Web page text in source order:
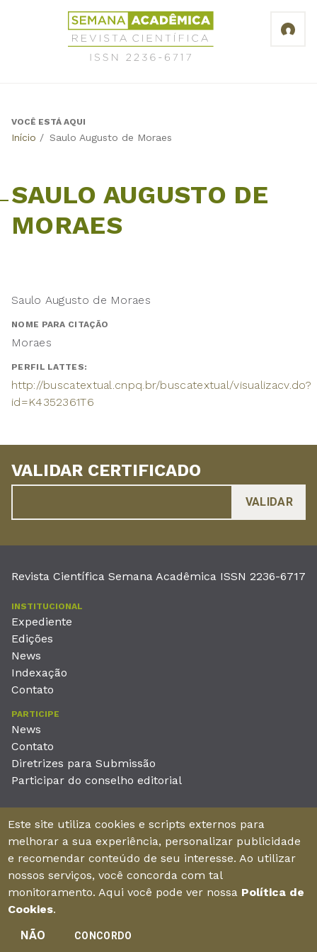
Revista
Científica
Semana
6717
Back
VOCÊ ESTÁ AQUI
Início / Saulo Augusto de Moraes
SAULO AUGUSTO DE
MORAES
Saulo Augusto de Moraes
NOME PARA CITAÇÃO
Moraes
PERFIL LATTES:
http://buscatextual.cnpq.br/buscatextual/visualizacv.do?
id=K4352361T6
VALIDAR CERTIFICADO
Revista Científica Semana Acadêmica ISSN 2236-6717
INSTITUCIONAL
Expediente
Edições
News
Indexação
Contato
PARTICIPE
News
Contato
Diretrizes para Submissão
Participar do conselho editorial
Unieducar Inteligência Educacional Ltda
CNPJ: 05.569.970/0001-26
Av. Desembargador Moreira, No. 2001 – 11º andar - Bairro
Aldeota
Fortaleza – Ceará - Brasil - CEP 60170-001
Enviar manuscrito
Este site utiliza cookies e scripts externos para
melhorar a sua experiência, personalizar publicidade
e recomendar conteúdo de seu interesse. Ao utilizar
nossos serviços, você concorda com tal
monitoramento. Aqui você pode ver nossa Política de
Cookies.
NÃO
CONCORDO